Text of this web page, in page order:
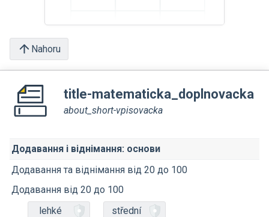
Nahoru
title-matematicka_doplnovacka
about_short-vpisovacka
Додавання і віднімання: основи
Додавання та віднімання від 20 до 100
Додавання від 20 до 100
lehké
střední